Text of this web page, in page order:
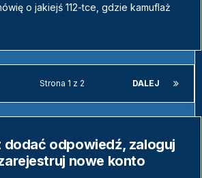
o jakiejś 112-tce, gdzie kamuflaż
DALEJ
Strona 1 z 2
dodać odpowiedź, zaloguj
nowe konto